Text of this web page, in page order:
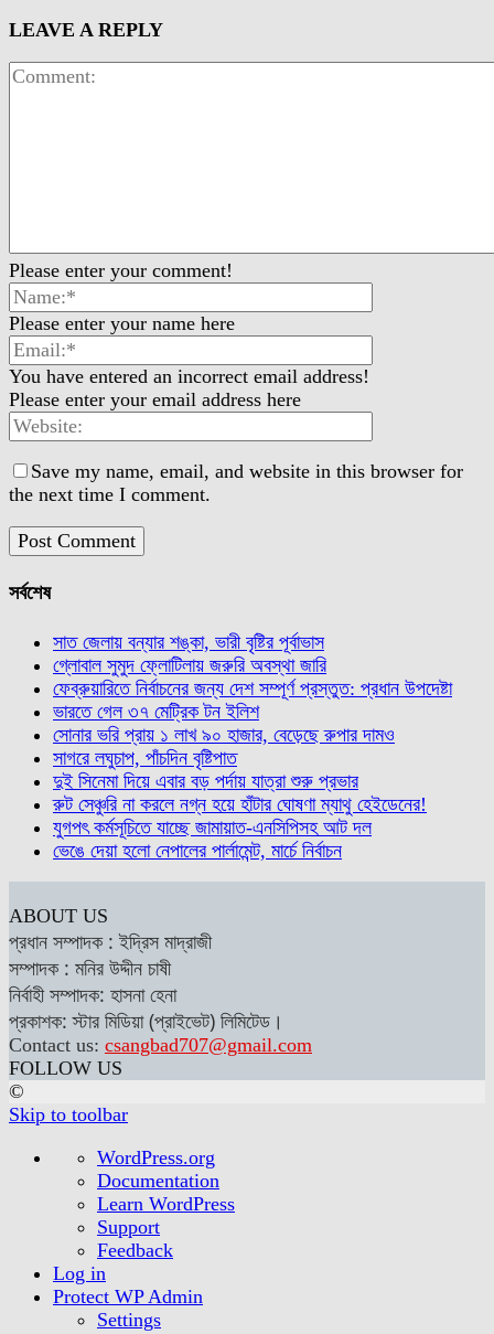
LEAVE A REPLY
Please enter your comment!
Please enter your name here
You have entered an incorrect email address!
Please enter your email address here
Save my name, email, and website in this browser for
the next time I comment.
সর্বশেষ
সাত জেলায় বন্যার শঙ্কা, ভারী বৃষ্টির পূর্বাভাস
গ্লোবাল সুমুদ ফ্লোটিলায় জরুরি অবস্থা জারি
ফেব্রুয়ারিতে নির্বাচনের জন্য দেশ সম্পূর্ণ প্রস্তুত: প্রধান উপদেষ্টা
ভারতে গেল ৩৭ মেট্রিক টন ইলিশ
সোনার ভরি প্রায় ১ লাখ ৯০ হাজার, বেড়েছে রুপার দামও
সাগরে লঘুচাপ, পাঁচদিন বৃষ্টিপাত
দুই সিনেমা দিয়ে এবার বড় পর্দায় যাত্রা শুরু প্রভার
রুট সেঞ্চুরি না করলে নগ্ন হয়ে হাঁটার ঘোষণা ম্যাথু হেইডেনের!
যুগপৎ কর্মসূচিতে যাচ্ছে জামায়াত-এনসিপিসহ আট দল
ভেঙে দেয়া হলো নেপালের পার্লামেন্ট, মার্চে নির্বাচন
ABOUT US
প্রধান সম্পাদক : ইদ্রিস মাদ্রাজী
সম্পাদক : মনির উদ্দীন চাষী
নির্বাহী সম্পাদক: হাসনা হেনা
প্রকাশক: স্টার মিডিয়া (প্রাইভেট) লিমিটেড।
Contact us: csangbad707@gmail.com
FOLLOW US
©
Skip to toolbar
About
WordPress
WordPress.org
Documentation
Learn WordPress
Support
Feedback
Log in
Protect WP Admin
Settings